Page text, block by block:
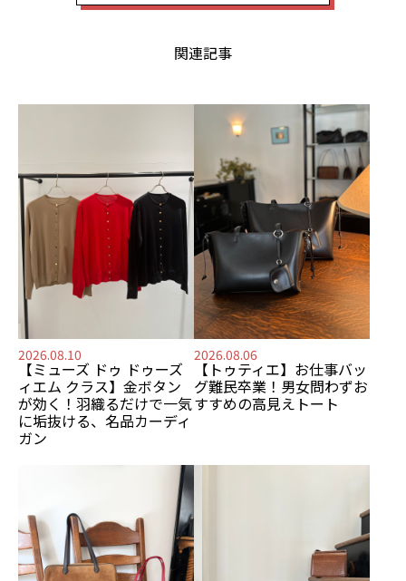
関連記事
2026.08.10
【ミューズ ドゥ ドゥーズ
ィエム クラス】 金ボタン
が効く！ 羽織るだけで一気
に垢抜ける、名品カーディ
ガン
2026.08.06
【トゥティエ】 お仕事バッ
グ難民卒業！ 男女問わずお
すすめの高見えトート